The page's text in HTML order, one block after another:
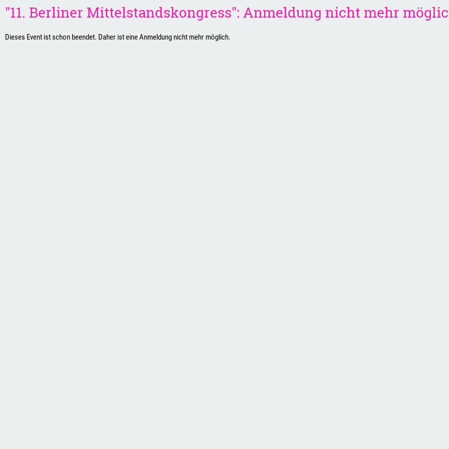
"11. Berliner Mittelstandskongress": Anmeldung nicht mehr
Dieses Event ist schon beendet. Daher ist eine Anmeldung nicht mehr möglich.